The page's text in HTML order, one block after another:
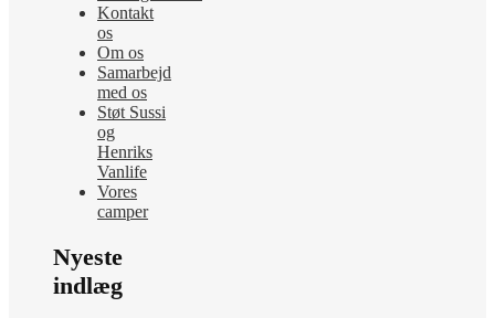
Kontakt
os
Om os
Samarbejd
med os
Støt Sussi
og
Henriks
Vanlife
Vores
camper
Nyeste
indlæg